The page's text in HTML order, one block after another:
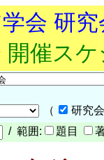
会 研
開催ス
（
研究
/ 範囲: 題目